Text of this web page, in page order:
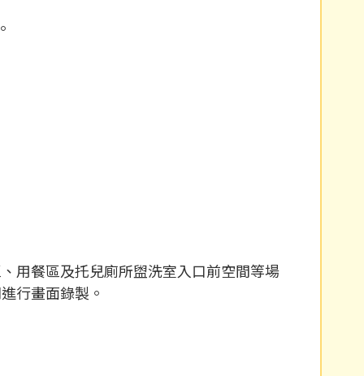
用餐區及托兒廁所盥洗室入口前空間等場
行畫面錄製。